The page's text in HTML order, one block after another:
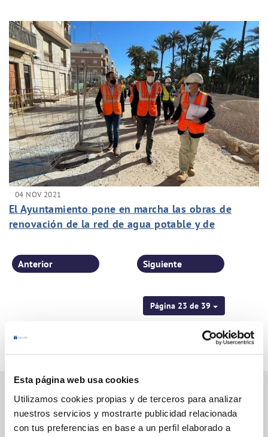
Esta página web usa cookies
Utilizamos cookies propias y de terceros para analizar
nuestros servicios y mostrarte publicidad relacionada
con tus preferencias en base a un perfil elaborado a
04 NOV 2021
El Ayuntamiento pone en marcha las obras de
renovación de la red de agua potable y de
Página 23 de 39
Anterior Siguiente
Gestiones Online